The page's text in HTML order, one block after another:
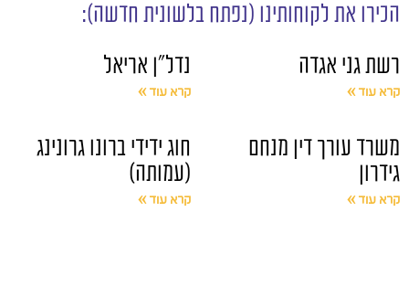
הכירו את לקוחותינו (נפתח בלשונית חדשה):
רשת גני אגדה
קרא עוד »
נדל"ן אריאל
קרא עוד »
משרד עורך דין מנחם
גידרון
קרא עוד »
חוג ידידי ברונו גרונינג
(עמותה)
קרא עוד »